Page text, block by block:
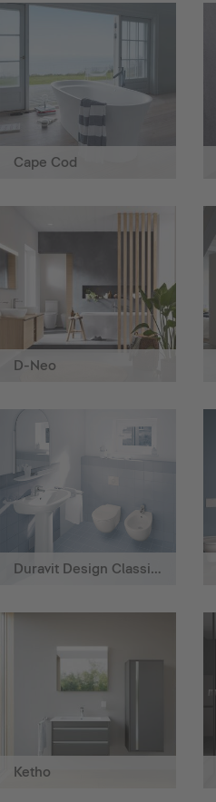
Cape Cod
D-Neo
Duravit Design Classics
Ketho